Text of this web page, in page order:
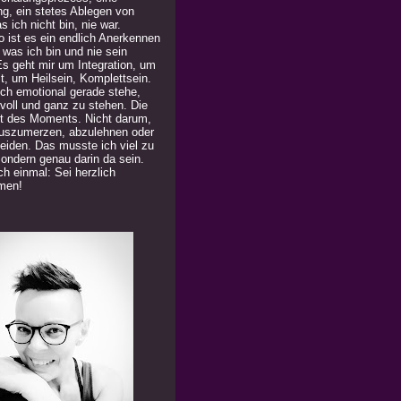
ein stetes Ablegen von
ich nicht bin, nie war.
ist es ein endlich Anerkennen
ich bin und nie sein
geht mir um Integration, um
um Heilsein, Komplettsein.
emotional gerade stehe,
und ganz zu stehen. Die
des Moments. Nicht darum,
abzulehnen oder
Das musste ich viel zu
genau darin da sein.
einmal: Sei herzlich